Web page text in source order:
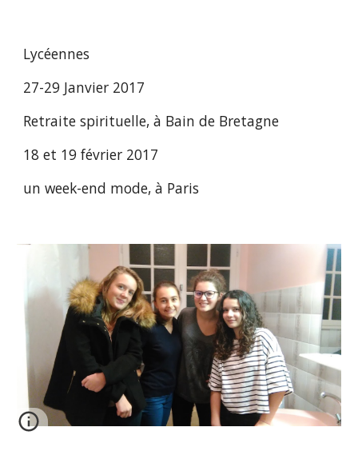
Lycéennes
27-29 Janvier 2017
Retraite spirituelle, à Bain de Bretagne
18 et 19 février 2017
un week-end mode, à Paris